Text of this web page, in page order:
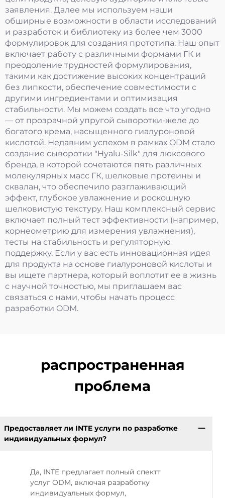
заявления. Далее мы используем наши
обширные возможности в области исследований
и разработок и библиотеку из более чем 3000
формулировок для создания прототипа. Наш опыт
включает работу с различными формами ГК и
преодоление трудностей формулирования,
такими как достижение высоких концентраций
без липкости, обеспечение совместимости с
другими ингредиентами и оптимизация
стабильности. Мы можем создать все что угодно
— от прозрачной упругой сыворотки-желе до
богатого крема, насыщенного гиалуроновой
кислотой. Недавним успехом в рамках ODM стало
создание сыворотки "Hyalu-Silk" для люксового
бренда, в которой сочетаются пять различных
молекулярных масс ГК, шелковые протеины и
сквалан, что обеспечило разглаживающий
эффект, глубокое увлажнение и роскошную
шелковистую текстуру. Наш комплексный сервис
включает полный тест эффективности (например,
корнеометрию для измерения увлажнения),
тесты на стабильность и регуляторную
поддержку. Если у вас есть инновационная идея
для продукта на основе гиалуроновой кислоты и
вы ищете партнера, который воплотит ее в жизнь
с научной точностью, мы приглашаем вас
связаться с нами, чтобы начать процесс
разработки ODM.
распространенная
проблема
Предоставляет ли INTE услуги по разработке
индивидуальных формул?
Да, INTE предлагает полный спектт
услуг ODM, включая разработку
индивидуальных формул,